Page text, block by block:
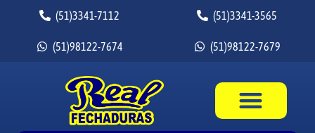
(51)3341-7112 (51)3341-3565
(51)98122-7674 (51)98122-7679